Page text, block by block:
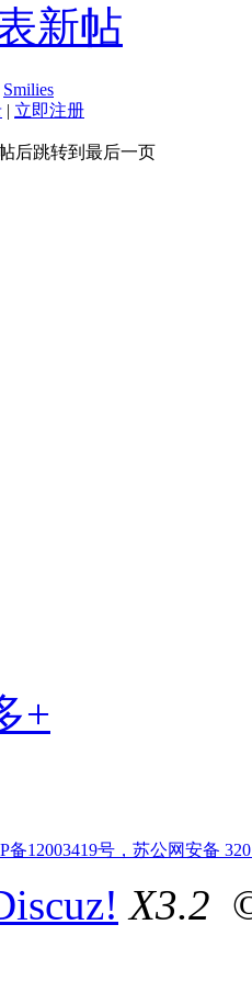
新帖
Smilies
| 立即注册
后跳转到最后一页
+
备12003419号，苏公网安备
X3.2